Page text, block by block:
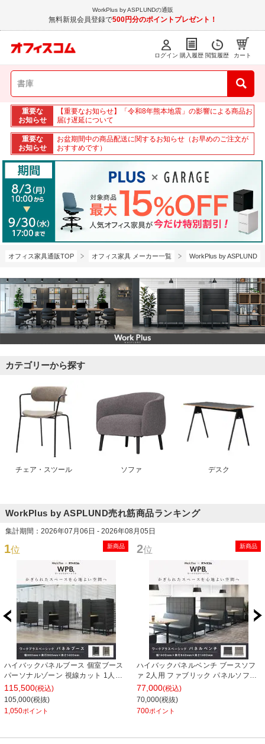
WorkPlus by ASPLUNDの通販
無料新規会員登録で500円分のポイントプレゼント！
ログイン 購入履歴 閲覧履歴 カート
重要な
お知らせ
【重要なお知らせ】「令和8年熊本地震」の影響による商品お
届け遅延について
重要な
お知らせ
お盆期間中の商品配送に関するお知らせ（お早めのご注文が
おすすめです）
オフィス家具通販TOP オフィス家具 メーカー一覧 WorkPlus by ASPLUND
カテゴリーから探す
チェア・スツール ソファ デスク
WorkPlus by ASPLUND売れ筋商品ランキング
集計期間：2026年07月06日 - 2026年08月05日
1位 新商品
ハイバックパネルブース 個室ブース
パーソナルゾーン 視線カット 1人用
簡単設置 ファブリック 集中ブース 幅
860×奥行960×高さ1400mm Work
Plus×オフィスコム
115,500(税込)
105,000(税抜)
1,050ポイント
2位 新商品
ハイバックパネルベンチ ブースソフ
ァ 2人用 ファブリック パネルソファ
幅1400×奥行640×高さ1400mm
Work Plus×オフィスコム
77,000(税込)
70,000(税抜)
700ポイント